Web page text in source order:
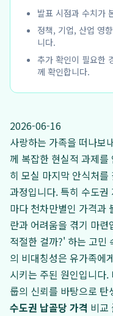
발표 시점과 수치가
정책, 기업, 산업 영
니다.
추가 확인이 필요한
께 확인합니다.
2026-06-16
사랑하는 가족을 떠나보
께 복잡한 현실적 과제
히 모실 마지막 안식처
과정입니다. 특히 수도
마다 천차만별인 가격과
란과 어려움을 겪기 마
적절한 걸까?' 하는 고민
의 비대칭성은 유가족에
시키는 주된 원인입니다
룹의 신뢰를 바탕으로 탄
수도권 납골당 가격 비교